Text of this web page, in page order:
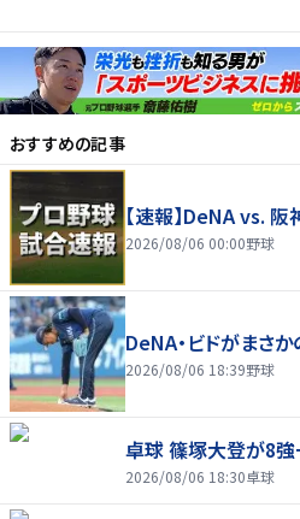
おすすめの記事
【速報】DeNA vs. 阪
2026/08/06 00:00野球
DeNA・ビドがまさ
2026/08/06 18:39野球
卓球 篠塚大登が8強
2026/08/06 18:30卓球